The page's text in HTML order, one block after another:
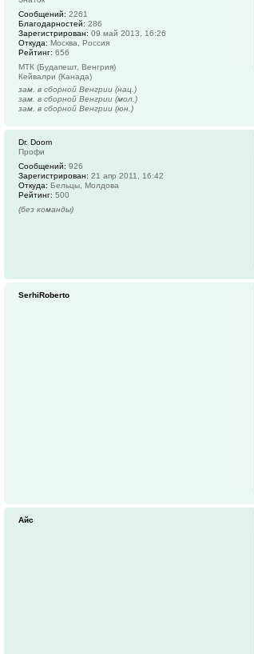
Сообщений: 2261
Благодарностей: 286
Зарегистрирован: 09 май 2013, 16:26
Откуда: Москва, Россия
Рейтинг: 656
МТК (Будапешт, Венгрия)
Кейвалри (Канада)
зам. в сборной Венгрии (нац.)
зам. в сборной Венгрии (мол.)
зам. в сборной Венгрии (юн.)
Dr. Doom
Профи
Сообщений: 926
Зарегистрирован: 21 апр 2011, 16:42
Откуда: Бельцы, Молдова
Рейтинг: 500
(без команды)
SerhiRoberto
Айс